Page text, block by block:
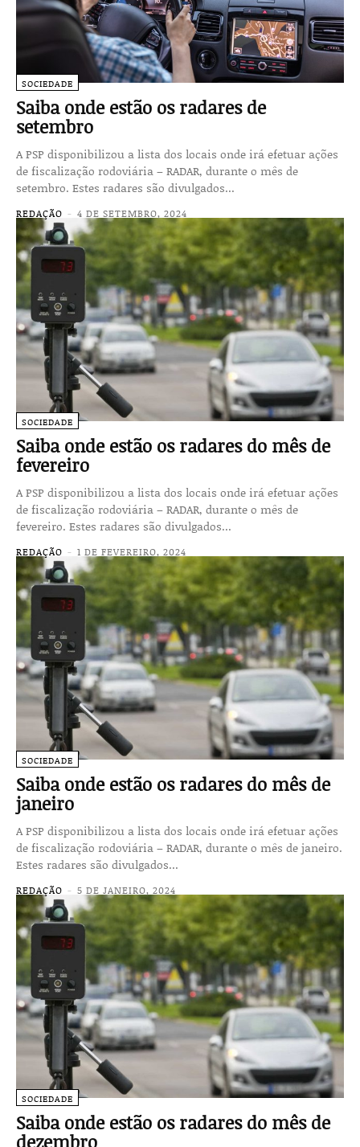
SOCIEDADE
Saiba onde estão os radares de
setembro
A PSP disponibilizou a lista dos locais onde irá efetuar ações
de fiscalização rodoviária – RADAR, durante o mês de
setembro. Estes radares são divulgados...
REDAÇÃO - 4 DE SETEMBRO, 2024
SOCIEDADE
Saiba onde estão os radares do mês de
fevereiro
A PSP disponibilizou a lista dos locais onde irá efetuar ações
de fiscalização rodoviária – RADAR, durante o mês de
fevereiro. Estes radares são divulgados...
REDAÇÃO - 1 DE FEVEREIRO, 2024
SOCIEDADE
Saiba onde estão os radares do mês de
janeiro
A PSP disponibilizou a lista dos locais onde irá efetuar ações
de fiscalização rodoviária – RADAR, durante o mês de janeiro.
Estes radares são divulgados...
REDAÇÃO - 5 DE JANEIRO, 2024
SOCIEDADE
Saiba onde estão os radares do mês de
dezembro